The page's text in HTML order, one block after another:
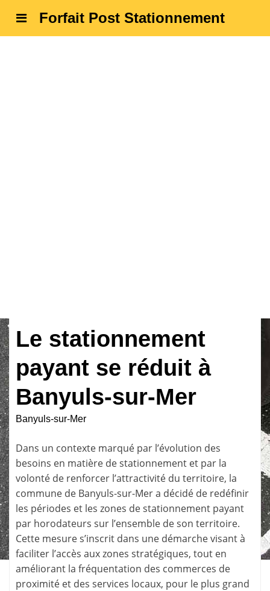
Forfait Post Stationnement
Le stationnement
payant se réduit à
Banyuls-sur-Mer
Banyuls-sur-Mer
Dans un contexte marqué par l’évolution des
besoins en matière de stationnement et par la
volonté de renforcer l’attractivité du territoire, la
commune de Banyuls-sur-Mer a décidé de redéfinir
les périodes et les zones de stationnement payant
par horodateurs sur l’ensemble de son territoire.
Cette mesure s’inscrit dans une démarche visant à
faciliter l’accès aux zones stratégiques, tout en
améliorant la fréquentation des commerces de
proximité et des services locaux, pour le plus grand